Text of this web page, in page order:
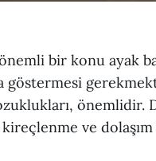
bir konu ayak
önemlidir.
ve